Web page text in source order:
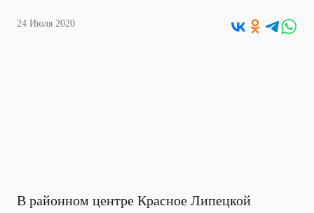
24 Июля 2020
В районном центре Красное Липецкой